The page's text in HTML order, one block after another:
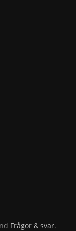
Frågor & svar.